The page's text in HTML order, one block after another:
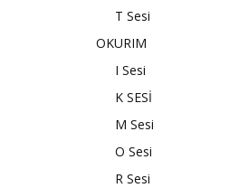
T Sesi
OKURIM
I Sesi
K SESİ
M Sesi
O Sesi
R Sesi